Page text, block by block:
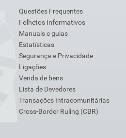
Questões Frequentes
Folhetos Informativos
Manuais e guias
Estatísticas
Segurança e Privacidade
Ligações
Venda de bens
Lista de Devedores
Transações Intracomunitárias
Cross-Border Ruling (CBR)